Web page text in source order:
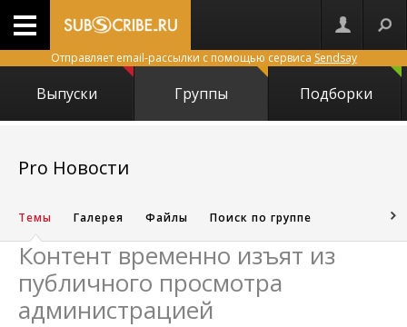
Отправляет email-рассылки с помощью сервиса Sendsay
Выпуски Группы Подборки
Pro Новости
Темы Галерея Файлы Поиск по группе
Контент временно изъят из
публичного просмотра
администрацией